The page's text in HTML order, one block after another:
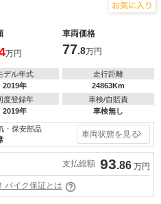
車両価格
万円 77.8万円
デル年式
2019年
走行距離
24863Km
度登録年
2019年
車検/自賠責
車検無し
・保安部品
車両状態を見る
支払総額 93.86 万円
バイク保証とは